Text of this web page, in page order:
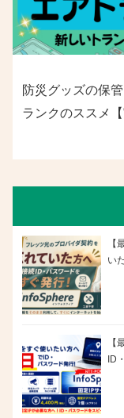
防災グッズの保
ランクのススメ【
【
い
【
ID